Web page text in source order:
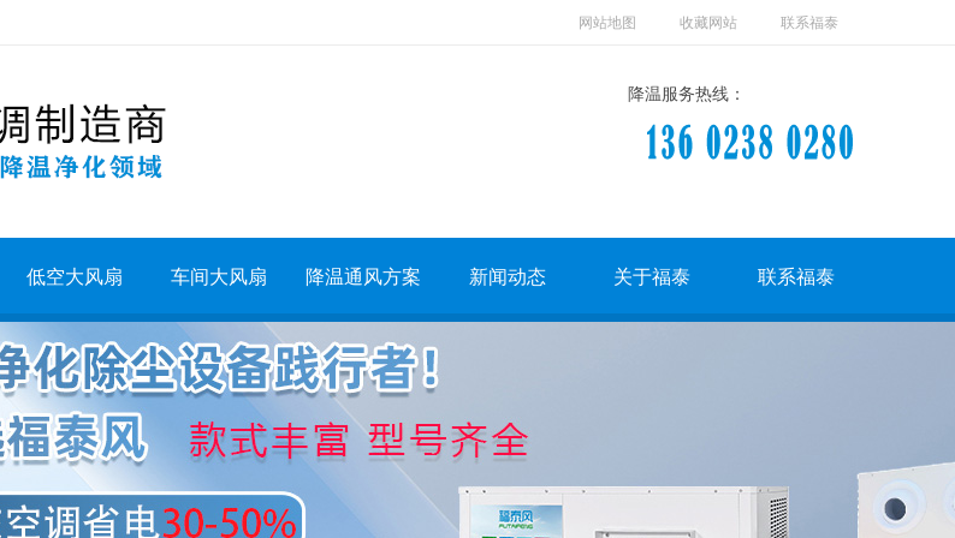
网站地图 收藏网站 联系福泰
降温服务热线：
低空大风扇 车间大风扇 降温通风方案 新闻动态 关于福泰 联系福泰